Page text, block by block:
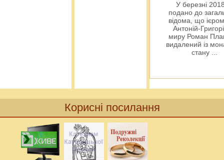
У березні
подано до
відома, що
Антоній-
миру Роман
видалений із
стану ...
Корисні посилання